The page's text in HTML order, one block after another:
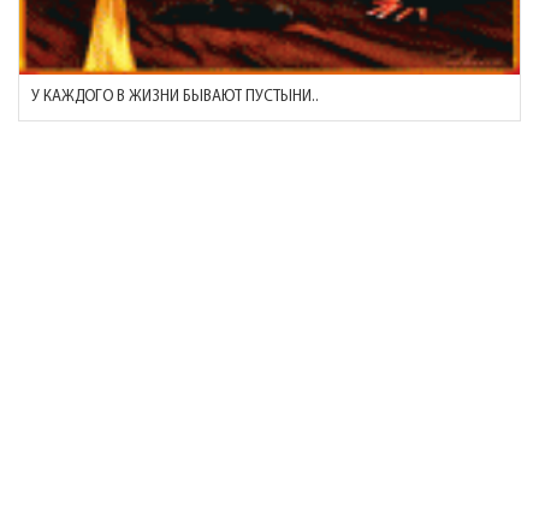
У КАЖДОГО В ЖИЗНИ БЫВАЮТ ПУСТЫНИ..